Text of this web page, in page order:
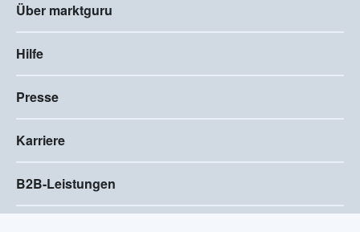
Über marktguru
Hilfe
Presse
Karriere
B2B-Leistungen